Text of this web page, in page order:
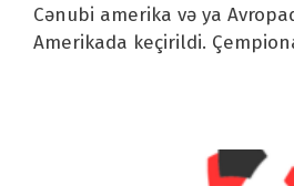
Cənubi amerika və ya
Amerikada keçirildi.